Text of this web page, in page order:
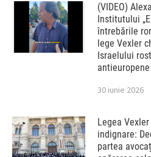
(VIDEO)
Institutului
întrebările
lege Vexler
Israelului
30 iunie 2026
Legea
indignare:
partea